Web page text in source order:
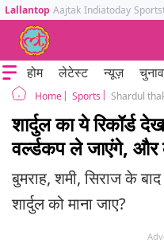
Lallantop Aajtak Indiatoday
होम लेटेस्ट न्यूज़ चुनाव
Home Sports
शार्दुल का ये
वर्ल्डकप ले जाएंगे, और
बुमराह, शमी, सिराज के
शार्दुल को माना जाए?